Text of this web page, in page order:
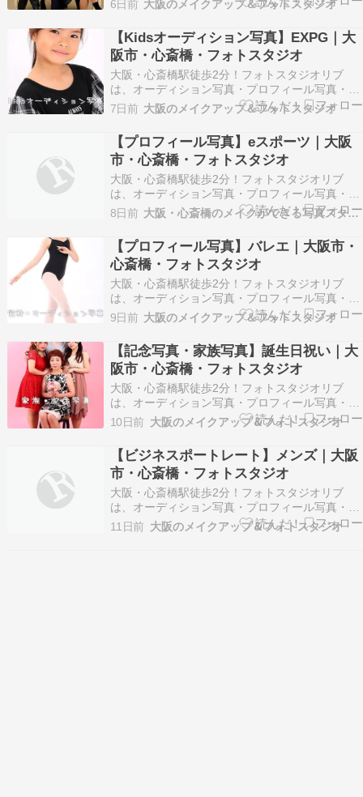
材写真を得意とするフォトスタジオです。 ※以下
掲載のお写真はお客様に許可を得て掲載させてい
ただいております。 ※画像の転載はご遠慮くださ
い。 男性のハ…
6日前 大阪のメイクアップ＆フォトスタジオ
【Kidsオーディション写真】EXPG｜大
阪市・心斎橋・フォトスタジオ
大阪・心斎橋駅徒歩2分！フォトスタジオリブ
は、オーディション写真・プロフィール写真・記
念写真やお見合い写真などナチュラルな大人の宣
材写真を得意とするフォトスタジオです。 ※以下
掲載のお写真はお客様に許可を得て掲載させてい
ただいております。 ※画像の転載はご遠慮くださ
い。 Kids…
7日前 大阪のメイクアップ＆フォトスタジオ
【プロフィール写真】eスポーツ｜大阪
市・心斎橋・フォトスタジオ
大阪・心斎橋駅徒歩2分！フォトスタジオリブ
は、オーディション写真・プロフィール写真・記
念写真やお見合い写真などナチュラルな大人の宣
材写真を得意とするフォトスタジオです。 ※以下
掲載のお写真はお客様に許可を得て掲載させてい
ただいております。 ※画像の転載はご遠慮くださ
い。 宣材写真…
8日前 大阪・心斎橋のメイクができる写真スタジオ
【プロフィール写真】バレエ｜大阪市・
心斎橋・フォトスタジオ
大阪・心斎橋駅徒歩2分！フォトスタジオリブ
は、オーディション写真・プロフィール写真・記
念写真やお見合い写真などナチュラルな大人の宣
材写真を得意とするフォトスタジオです。 ※以下
掲載のお写真はお客様に許可を得て掲載させてい
ただいております。 ※画像の転載はご遠慮くださ
い。 バレエ留…
9日前 大阪のメイクアップ＆フォトスタジオ
【記念写真・家族写真】誕生日祝い｜大
阪市・心斎橋・フォトスタジオ
大阪・心斎橋駅徒歩2分！フォトスタジオリブ
は、オーディション写真・プロフィール写真・記
念写真やお見合い写真などナチュラルな大人の宣
材写真を得意とするフォトスタジオです。 ※以下
掲載のお写真はお客様に許可を得て掲載させてい
ただいております。 ※画像の転載はご遠慮くださ
い。 誕生日の…
10日前 大阪のメイクアップ＆フォトスタジオ
【ビジネスポートレート】メンズ｜大阪
市・心斎橋・フォトスタジオ
大阪・心斎橋駅徒歩2分！フォトスタジオリブ
は、オーディション写真・プロフィール写真・記
念写真やお見合い写真などナチュラルな大人の宣
材写真を得意とするフォトスタジオです。 ※以下
11日前 大阪のメイクアップ＆フォトスタジオ